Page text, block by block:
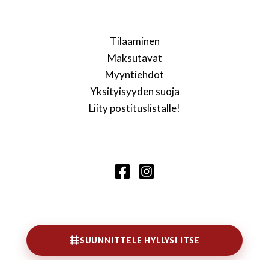
Tilaaminen
Maksutavat
Myyntiehdot
Yksityisyyden suoja
Liity postituslistalle!
Copyright © 2026 Lennarti kirjahylly
SUUNNITTELE HYLLYSI ITSE